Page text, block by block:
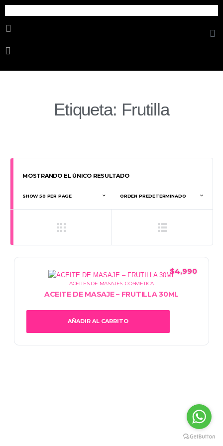
Etiqueta: Frutilla
MOSTRANDO EL ÚNICO RESULTADO
ACEITES DE MASAJES COSMETICA
ACEITE DE MASAJE – FRUTILLA 30ML
$4,990
AÑADIR AL CARRITO